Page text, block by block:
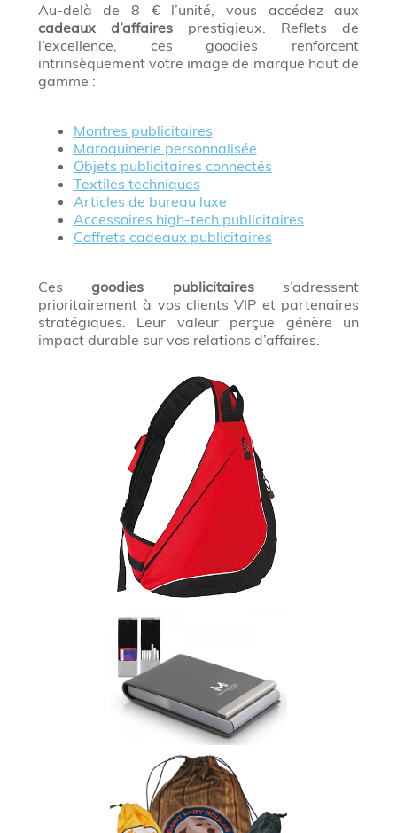
Au-delà de 8 € l’unité, vous accédez aux
cadeaux d’affairesprestigieux. Reflets de
l’excellence, ces goodies renforcent
intrinsèquement votre image de marque haut de
gamme :
Montres publicitaires
Maroquinerie personnalisée
Objets publicitaires connectés
Textiles techniques
Articles de bureau luxe
Accessoires high-tech publicitaires
Coffrets cadeaux publicitaires
Cesgoodies publicitairess’adressent
prioritairement à vos clients VIP et partenaires
stratégiques. Leur valeur perçue génère un
impact durable sur vos relations d’affaires.